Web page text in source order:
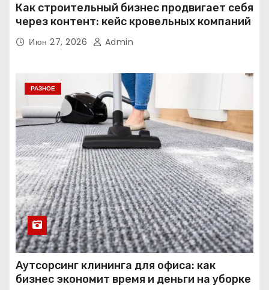
Как строительный бизнес продвигает себя
через контент: кейс кровельных компаний
Июн 27, 2026 Admin
РАЗНОЕ
Аутсорсинг клининга для офиса: как
бизнес экономит время и деньги на уборке